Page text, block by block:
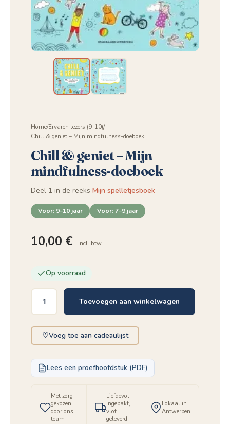
Home/Ervaren lezers (9-10)/
Chill & geniet – Mijn mindfulness-doeboek
Chill & geniet – Mijn
mindfulness-doeboek
Deel 1 in de reeks Mijn spelletjesboek
Voor: 9–10 jaar Voor: 7–9 jaar
10,00 € incl. btw
Op voorraad
Chill
&
geniet
Mijn
mindfulness-
doeboek
aantal
Toevoegen aan winkelwagen
♡Voeg toe aan cadeaulijst
Lees een proefhoofdstuk (PDF)
Met zorg
gekozen
door ons
team
Liefdevol
ingepakt,
vlot
geleverd
Lokaal in
Antwerpen